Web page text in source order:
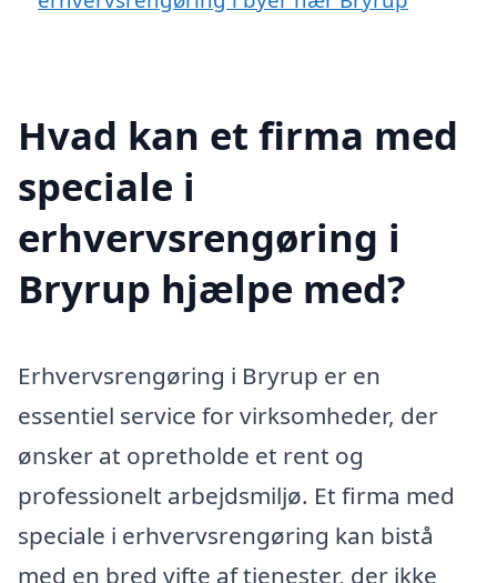
Hvad kan et firma med
speciale i
erhvervsrengøring i
Bryrup hjælpe med?
Erhvervsrengøring i Bryrup er en
essentiel service for virksomheder, der
ønsker at opretholde et rent og
professionelt arbejdsmiljø. Et firma med
speciale i erhvervsrengøring kan bistå
med en bred vifte af tjenester, der ikke